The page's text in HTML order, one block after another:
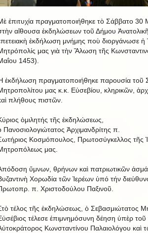
ἐπιτυχία πραγματοποιήθηκε τὸ Σάββατο 30
αἴθουσα ἐκδηλώσεων τοῦ Δήμου
ἐκδήλωση μνήμης ποὺ διοργάνωσε ἡ
μας γιὰ τὴν Ἄλωση τῆς
1453).
ἐκδήλωση πραγματοποιήθηκε παρουσία τοῦ
μας κ.κ. Εὐσεβίου, κληρικῶν,
πλήθους πιστῶν.
ὁμιλητής τῆς ἐκδηλώσεως,
Πανοσιολογιώτατος Ἀρχιμανδρίτης π.
Κοσμόπουλος, Πρωτοσύγκελλος τῆς
μας.
ὕμνων, θρήνων καὶ πατριωτικῶν
Χορωδία τῶν Ἱερέων ὑπό τήν
π. Χριστοδούλου Παξινοῦ.
τέλος τῆς ἐκδηλώσεως, ὁ Σεβασμιώτατος
τέλεσε ἐπιμνημόσυνη δέηση ὑπὲρ τοῦ
Κωνσταντίνου Παλαιολόγου καὶ